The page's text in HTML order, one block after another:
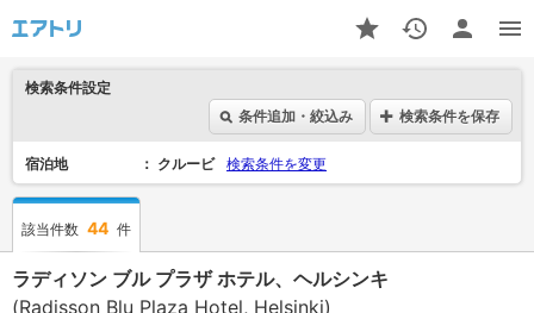
検索条件設定
条件追加・絞込み
検索条件を保存
宿泊地 クルービ 検索条件を変更
該当件数 44 件
ラディソン ブル プラザ ホテル、ヘルシンキ
(Radisson Blu Plaza Hotel, Helsinki)